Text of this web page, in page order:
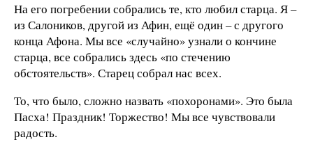
На его погребении собрались те, кто любил старца. Я –
из Салоников, другой из Афин, ещё один – с другого
конца Афона. Мы все «случайно» узнали о кончине
старца, все собрались здесь «по стечению
обстоятельств». Старец собрал нас всех.
То, что было, сложно назвать «похоронами». Это была
Пасха! Праздник! Торжество! Мы все чувствовали
радость.